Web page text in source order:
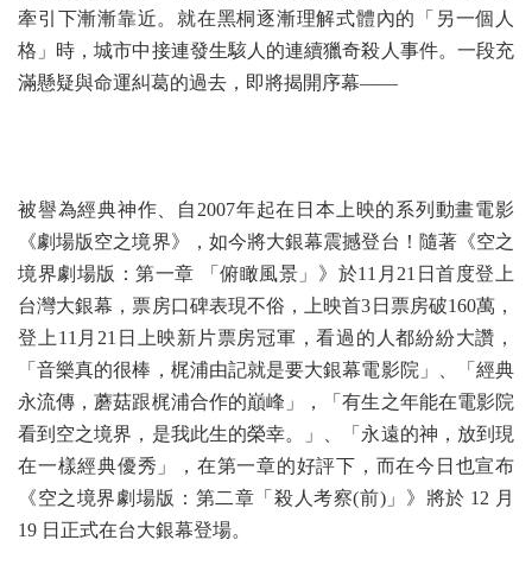
牽引下漸漸靠近。就在黑桐逐漸理解式體內的「另一個人
格」時，城市中接連發生駭人的連續獵奇殺人事件。一段充
滿懸疑與命運糾葛的過去，即將揭開序幕――
被譽為經典神作、自2007年起在日本上映的系列動畫電影
《劇場版空之境界》，如今將大銀幕震撼登台！隨著《空之
境界劇場版：第一章 「俯瞰風景」》於11月21日首度登上
台灣大銀幕，票房口碑表現不俗，上映首3日票房破160萬，
登上11月21日上映新片票房冠軍，看過的人都紛紛大讚，
「音樂真的很棒，梶浦由記就是要大銀幕電影院」、「經典
永流傳，蘑菇跟梶浦合作的巔峰」，「有生之年能在電影院
看到空之境界，是我此生的榮幸。」、「永遠的神，放到現
在一樣經典優秀」，在第一章的好評下，而在今日也宣布
《空之境界劇場版：第二章「殺⼈考察(前)」》將於 12 月
19 日正式在台大銀幕登場。